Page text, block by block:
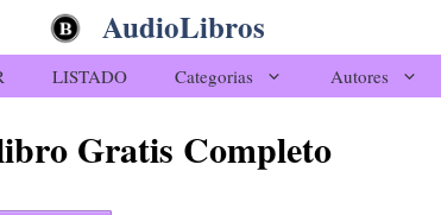
AudioLibros
LISTADO Categorias Autores
Gratis Completo